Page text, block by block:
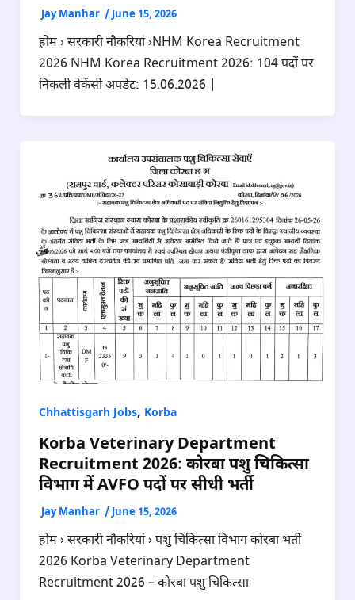
Jay Manhar / June 15, 2026
होम › सरकारी नौकरियां ›NHM Korea Recruitment
2026 NHM Korea Recruitment 2026: 104 पदों पर
निकली वेकेंसी अपडेट: 15.06.2026 |
Chhattisgarh Jobs, Korba
Korba Veterinary Department
Recruitment 2026: कोरबा पशु चिकित्सा
विभाग में AVFO पदों पर सीधी भर्ती
Jay Manhar / June 15, 2026
होम › सरकारी नौकरियां › पशु चिकित्सा विभाग कोरबा भर्ती
2026 Korba Veterinary Department
Recruitment 2026 – कोरबा पशु चिकित्सा